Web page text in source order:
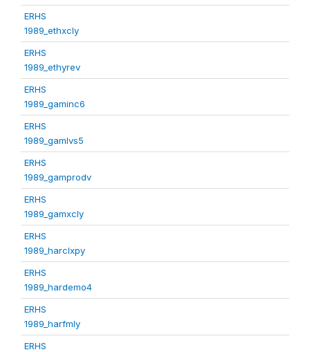
ERHS
1989_ethxcly
ERHS
1989_ethyrev
ERHS
1989_gaminc6
ERHS
1989_gamlvs5
ERHS
1989_gamprodv
ERHS
1989_gamxcly
ERHS
1989_harclxpy
ERHS
1989_hardemo4
ERHS
1989_harfmly
ERHS